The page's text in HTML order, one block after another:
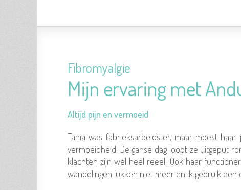
Fibromyalgie
Mijn ervaring met
Altijd pijn en vermoeid
Tania was fabrieksarbeidster, maar moest
vermoeidheid. De ganse dag loopt ze uitgeput
klachten zijn wel heel reëel. Ook haar
wandelingen lukken niet meer en ik gebruik een